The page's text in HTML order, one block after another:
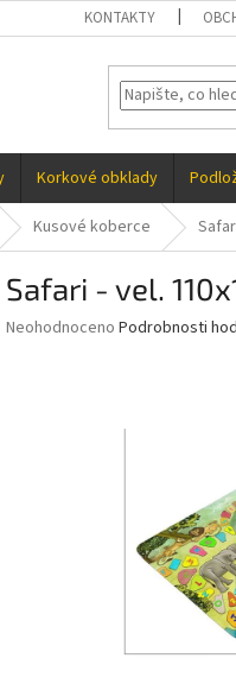
KONTAKTY
Korkové obklady
Kusové koberce
Safari - vel.
Průměrné
Neohodnoceno Podrobnosti